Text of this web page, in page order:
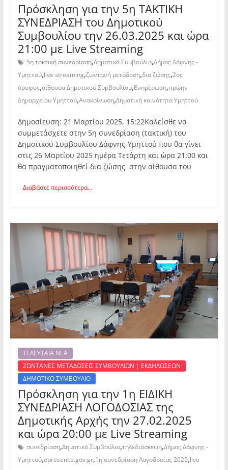
Πρόσκληση για την 5η ΤΑΚΤΙΚΗ
ΣΥΝΕΔΡΙΑΣΗ του Δημοτικού
Συμβουλίου την 26.03.2025 και ώρα
21:00 με Live Streaming
5η τακτική συνεδρίαση,Δημοτικό Συμβούλιο,Δήμος Δάφνης -
Υμηττού,live streaming,ζωντανή μετάδοση,δια ζώσης,2ος
όροφος,αίθουσα Δημοτικού Συμβουλίου,Ενημέρωση,πρώην
Δημαρχείου Υμηττού,Ανακοίνωση,Δημοτική κοινότητα Υμηττού
Δημοσίευση: 21 Μαρτίου 2025, 15:22Καλείσθε να
συμμετάσχετε στην 5η συνεδρίαση (τακτική) του
Δημοτικού Συμβουλίου Δάφνης-Υμηττού που θα γίνει
στις 26 Μαρτίου 2025 ημέρα Τετάρτη και ώρα 21:00 και
θα πραγματοποιηθεί δια ζώσης στην αίθουσα του
Διαβάστε περισσότερα...
ΤΕΛΕΥΤΑΙΑ ΝΕΑ
ΖΩΝΤΑΝΕΣ ΜΕΤΑΔΟΣΕΙΣ ΣΥΜΒΟΥΛΙΩΝ | ΕΚΔΗΛΩΣΕΩΝ
ΔΗΜΟΤΙΚΟ ΣΥΜΒΟΥΛΙΟ
Πρόσκληση για την 1η ΕΙΔΙΚΗ
ΣΥΝΕΔΡΙΑΣΗ ΛΟΓΟΔΟΣΙΑΣ της
Δημοτικής Αρχής την 27.02.2025
και ώρα 20:00 με Live Streaming
συνεδρίαση,Δημοτικό Συμβούλιο,τηλεδιάσκεψη,Δήμος Δάφνης -
Υμηττού,epresence.gov.gr,1η συνεδρίαση Λογοδοσίας 2025,live